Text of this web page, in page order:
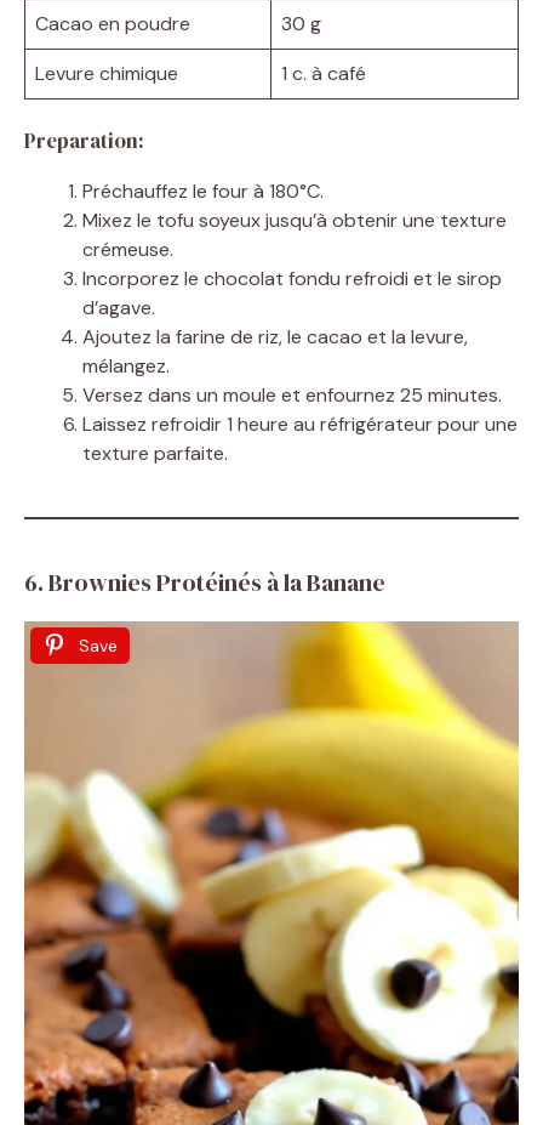
Cacao en poudre
30 g
Levure chimique
1 c. à café
Preparation:
Préchauffez le four à 180°C.
Mixez le tofu soyeux jusqu’à obtenir une texture
crémeuse.
Incorporez le chocolat fondu refroidi et le sirop
d’agave.
Ajoutez la farine de riz, le cacao et la levure,
mélangez.
Versez dans un moule et enfournez 25 minutes.
Laissez refroidir 1 heure au réfrigérateur pour une
texture parfaite.
6. Brownies Protéinés à la Banane
Save